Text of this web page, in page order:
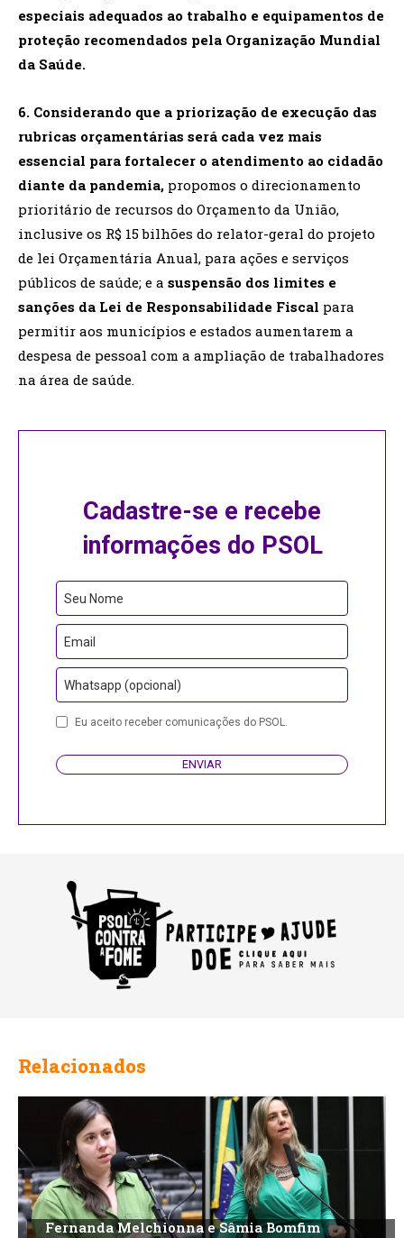
especiais adequados ao trabalho e equipamentos de
proteção recomendados pela Organização Mundial
da Saúde.
6. Considerando que a priorização de execução das
rubricas orçamentárias será cada vez mais
essencial para fortalecer o atendimento ao cidadão
diante da pandemia, propomos o direcionamento
prioritário de recursos do Orçamento da União,
inclusive os R$ 15 bilhões do relator-geral do projeto
de lei Orçamentária Anual, para ações e serviços
públicos de saúde; e a suspensão dos limites e
sanções da Lei de Responsabilidade Fiscal para
permitir aos municípios e estados aumentarem a
despesa de pessoal com a ampliação de trabalhadores
na área de saúde.
Cadastre-se e recebe
informações do PSOL
Seu Nome
Email
Whatsapp (opcional)
PhoneEu aceito receber comunicações do PSOL.
ENVIAR
Relacionados
Fernanda Melchionna e Sâmia Bomfim